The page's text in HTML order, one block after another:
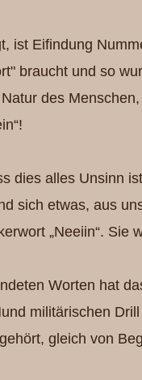
ist Eifindung
braucht und so
des
dies alles Unsinn
sich etwas, aus
„Neeiin“. Sie
Worten hat
militärischen
gleich von